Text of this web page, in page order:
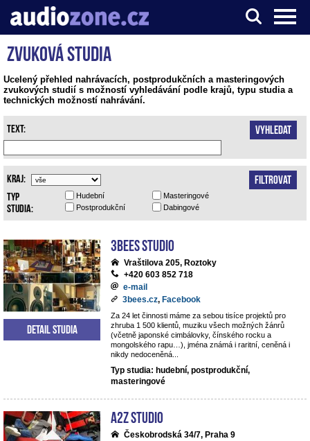
Server o digitálním zpracování zvuku
Zvuková studia
Ucelený přehled nahrávacích, postprodukčních a masteringových
zvukových studií s možností vyhledávání podle krajů, typu studia a
technických možností nahrávání.
Vyhledat
Text:
Filtrovat
Kraj:
Masteringové
Dabingové
Hudební
Postprodukční
Typ
studia:
3bees studio
Vraštilova 205, Roztoky
+420 603 852 718
e-mail
3bees.cz, Facebook
Za 24 let činnosti máme za sebou tisíce projektů pro
zhruba 1 500 klientů, muziku všech možných žánrů
(včetně japonské cimbálovky, čínského rocku a
mongolského rapu…), jména známá i raritní, ceněná i
nikdy nedoceněná...
Typ studia: hudební, postprodukční,
masteringové
Detail studia
A2Z Studio
Českobrodská 34/7, Praha 9